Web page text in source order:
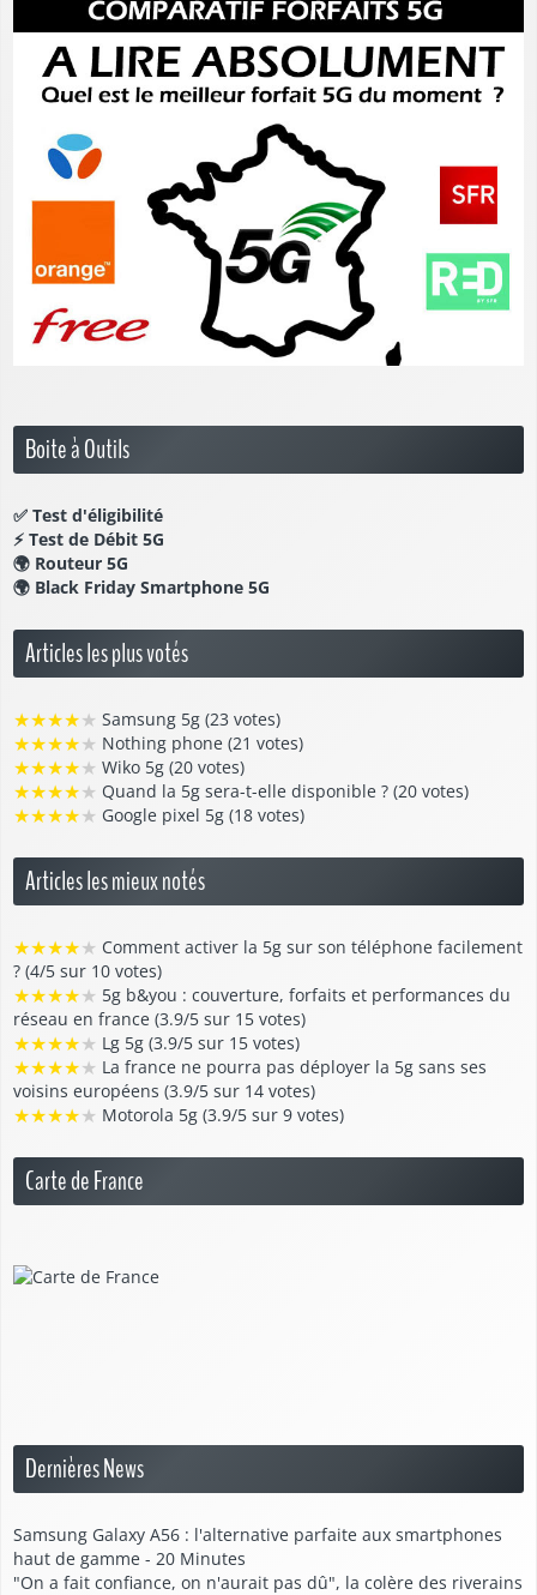
Boite à Outils
✅ Test d'éligibilité
⚡ Test de Débit 5G
🌍 Routeur 5G
🌍 Black Friday Smartphone 5G
Articles les plus votés
★★★★★ Samsung 5g (23 votes)
★★★★★ Nothing phone (21 votes)
★★★★★ Wiko 5g (20 votes)
★★★★★ Quand la 5g sera-t-elle disponible ? (20 votes)
★★★★★ Google pixel 5g (18 votes)
Articles les mieux notés
★★★★★ Comment activer la 5g sur son téléphone facilement
? (4/5 sur 10 votes)
★★★★★ 5g b&you : couverture, forfaits et performances du
réseau en france (3.9/5 sur 15 votes)
★★★★★ Lg 5g (3.9/5 sur 15 votes)
★★★★★ La france ne pourra pas déployer la 5g sans ses
voisins européens (3.9/5 sur 14 votes)
★★★★★ Motorola 5g (3.9/5 sur 9 votes)
Carte de France
Dernières News
Samsung Galaxy A56 : l'alternative parfaite aux smartphones
haut de gamme - 20 Minutes
"On a fait confiance, on n'aurait pas dû", la colère des riverains